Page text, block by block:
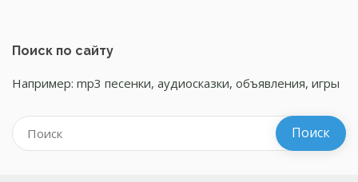
Поиск по сайту
Например: mp3 песенки, аудиосказки, объявления, игры